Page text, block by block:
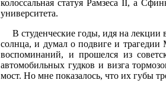
колоссальная статуя Рамзеса II, а
университета.
В студенческие годы, идя на
солнца, и думал о подвиге и трагедии
воспоминаний, и прошелся из
автомобильных гудков и визга
мост. Но мне показалось, что их губы